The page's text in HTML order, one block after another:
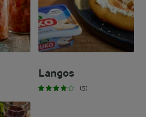
Langos
(5)